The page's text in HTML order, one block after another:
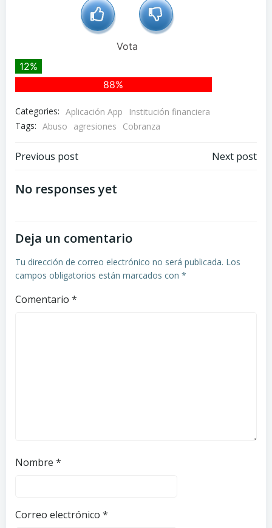
Vota
12%
88%
Categories: Aplicación App
Institución financiera
Tags: Abuso agresiones Cobranza
Navegación
de
Previous post
Navegación
Next post
No responses yet
Deja un comentario
Tu dirección de correo electrónico no será publicada. Los
campos obligatorios están marcados con *
Comentario *
Nombre *
Correo electrónico *